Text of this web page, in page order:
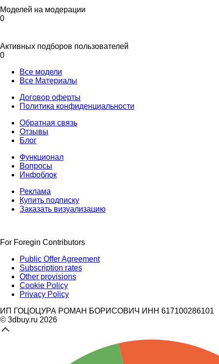
Моделей на модерации
0
Активных подборов пользователей
0
Все модели
Все Материалы
Договор оферты
Политика конфиденциальности
Обратная связь
Отзывы
Блог
Функционал
Вопросы
Инфоблок
Реклама
Купить подписку
Заказать визуализацию
For Foregin Contributors
Public Offer Agreement
Subscription rates
Other provisions
Cookie Policy
Privacy Policy
ИП ГОЦОЦУРА РОМАН БОРИСОВИЧ ИНН 617100286101
© 3dbuy.ru 2026